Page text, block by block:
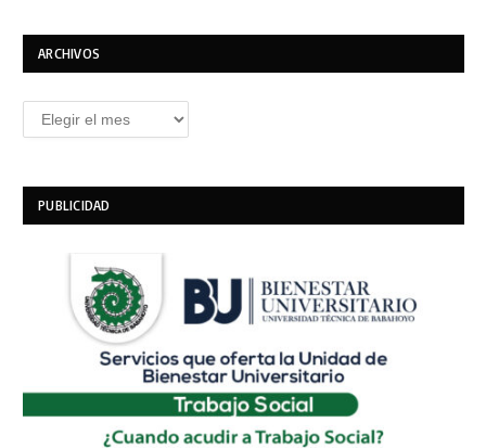
ARCHIVOS
Archivos
PUBLICIDAD